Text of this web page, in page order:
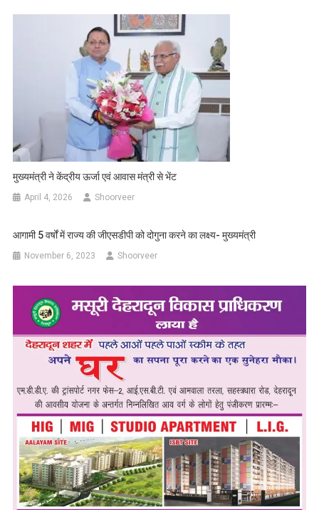
मुख्यमंत्री ने केंद्रीय ऊर्जा एवं आवास मंत्री से भेंट
April 4, 2026 Shoorveer
आगामी 5 वर्षों में राज्य की जीएसडीपी को दोगुना करने का लक्ष्य- मुख्यमंत्री
November 6, 2023 Shoorveer